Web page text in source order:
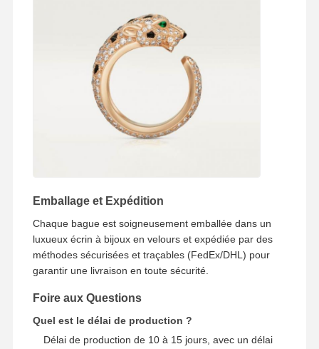
Collier plaqué en or 14K
bijoux en platine sur mesure
Emballage et Expédition
Chaque bague est soigneusement emballée dans un
luxueux écrin à bijoux en velours et expédiée par des
méthodes sécurisées et traçables (FedEx/DHL) pour
garantir une livraison en toute sécurité.
Foire aux Questions
Quel est le délai de production ?
Délai de production de 10 à 15 jours, avec un délai